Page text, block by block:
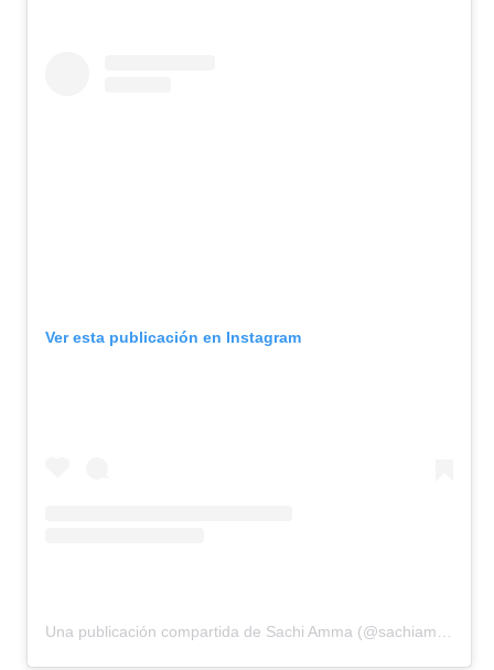
Ver esta publicación en Instagram
Una publicación compartida de Sachi Amma (@sachiamma)